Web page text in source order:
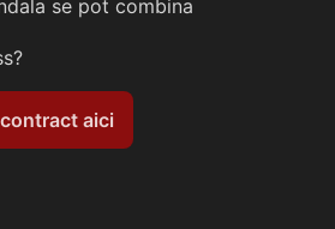
se pot combina
aici